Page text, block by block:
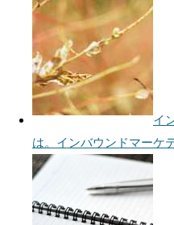
イ
は。インバウンドマーケ